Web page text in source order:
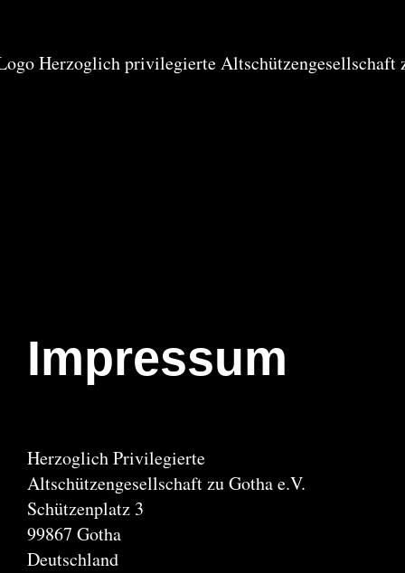
Impressum
Herzoglich Privilegierte
Altschützengesellschaft zu Gotha e.V.
Schützenplatz 3
99867 Gotha
Deutschland